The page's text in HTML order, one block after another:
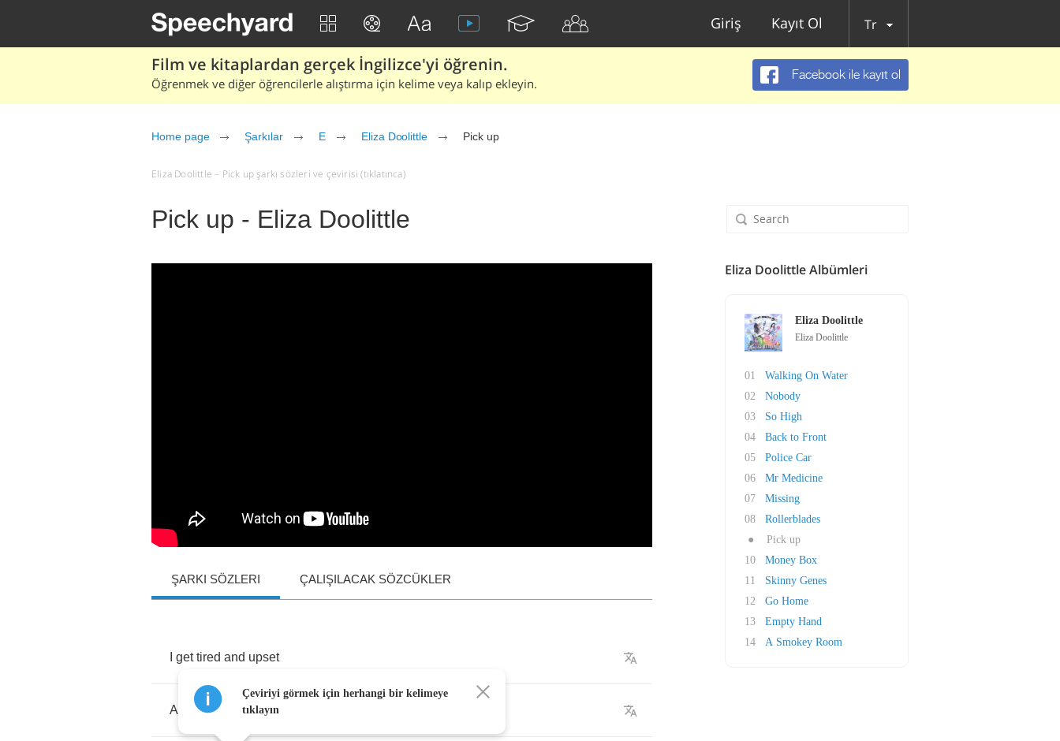
Giriş Kayıt Ol Tr
Film ve kitaplardan gerçek İngilizce'yi öğrenin.
Öğrenmek ve diğer öğrencilerle alıştırma için kelime veya kalıp ekleyin.
Facebook ile kayıt ol
Home page Şarkılar E Eliza Doolittle Pick up
Eliza Doolittle – Pick up şarkı sözleri ve çevirisi (tıklatınca)
Pick up - Eliza Doolittle
ŞARKI SÖZLERI ÇALIŞILACAK SÖZCÜKLER
get tired and upset
And I'm trying to care
Çeviriyi görmek için herhangi bir kelimeye
tıklayın
Eliza Doolittle Albümleri
Eliza Doolittle
Eliza Doolittle
01
Walking On Water
02
Nobody
03
So High
04
Back to Front
05
Police Car
06
Mr Medicine
07
Missing
08
Rollerblades
●
Pick up
10
Money Box
11
Skinny Genes
12
Go Home
13
Empty Hand
14
A Smokey Room